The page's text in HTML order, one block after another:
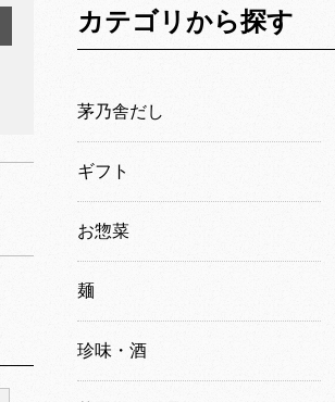
カテゴリから探す
茅乃舎だし
ギフト
お惣菜
麺
珍味・酒